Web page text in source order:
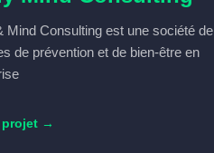
Mind Consulting est une société de
de prévention et de bien-être en
projet →